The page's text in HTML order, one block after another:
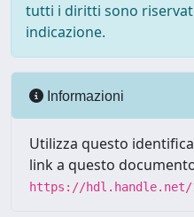
tutti i diritti sono
indicazione.
Informazioni
Utilizza questo
link a questo
https://hdl.handle.net/